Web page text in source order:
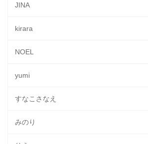
JINA
kirara
NOEL
yumi
すなこさなえ
みのり